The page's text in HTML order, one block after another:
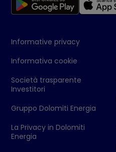
Informative privacy
Informativa cookie
Società trasparente
Investitori
Gruppo Dolomiti Energia
La Privacy in Dolomiti
Energia